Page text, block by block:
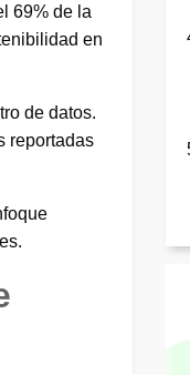
69% de la
en
de datos.
reportadas